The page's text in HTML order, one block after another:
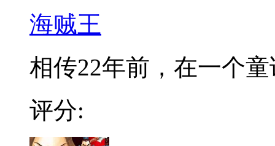
海贼王
相传22年前，在一个
评分: